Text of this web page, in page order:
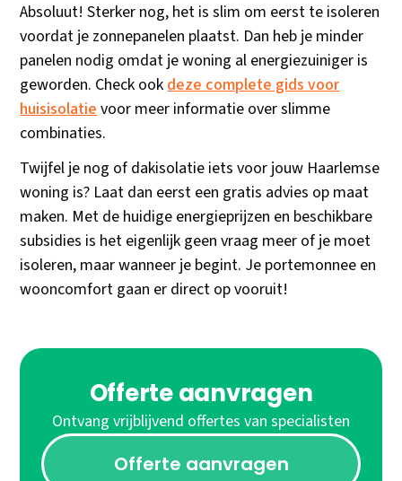
Absoluut! Sterker nog, het is slim om eerst te isoleren
voordat je zonnepanelen plaatst. Dan heb je minder
panelen nodig omdat je woning al energiezuiniger is
geworden. Check ookdeze complete gids voor
huisisolatievoor meer informatie over slimme
combinaties.
Twijfel je nog of dakisolatie iets voor jouw Haarlemse
woning is? Laat dan eerst een gratis advies op maat
maken. Met de huidige energieprijzen en beschikbare
subsidies is het eigenlijk geen vraag meer of je moet
isoleren, maar wanneer je begint. Je portemonnee en
wooncomfort gaan er direct op vooruit!
Offerte aanvragen
Ontvang vrijblijvend offertes van specialisten
Offerte aanvragen